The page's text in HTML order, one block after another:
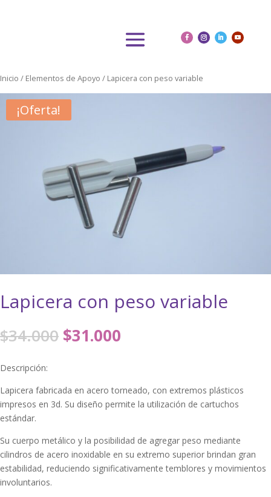
Inicio / Elementos de Apoyo / Lapicera con peso variable
¡Oferta!
Lapicera con peso variable
$34.000 El
precio
$34.000.
$31.000
$31.000.
Descripción:
Lapicera fabricada en acero torneado, con extremos plásticos
impresos en 3d. Su diseño permite la utilización de cartuchos
estándar.
Su cuerpo metálico y la posibilidad de agregar peso mediante
cilindros de acero inoxidable en su extremo superior brindan gran
estabilidad, reduciendo significativamente temblores y movimientos
involuntarios.